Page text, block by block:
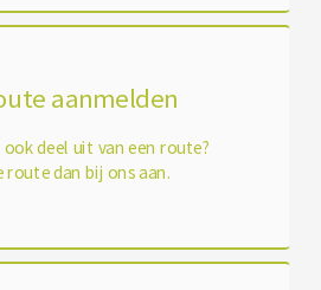
aanmelden
deel uit van een route?
route dan bij ons aan.